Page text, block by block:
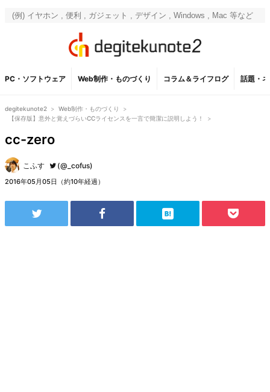
PC・ソフトウェア Web制作・ものづくり コラム＆ライフログ 話題・
degitekunote2 > Web制作・ものづくり
>
【保存版】意外と覚えづらいCCライセンスを一言で簡潔に説明しよう！
>
cc-zero
こふす (@_cofus)
2016年05月05日（約10年経過）